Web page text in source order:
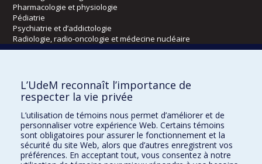
Pharmacologie et physiologie
Pédiatrie
Psychiatrie et d’addictologie
Radiologie, radio-oncologie et médecine nucléaire
Écoles
Kinésiologie et des sciences de l’activité physique
Orthophonie et audiologie
Réadaptation
Directions
DPC
L’UdeM reconnaît l’importance de
respecter la vie privée
L’utilisation de témoins nous permet d’améliorer et de
personnaliser votre expérience Web. Certains témoins
sont obligatoires pour assurer le fonctionnement et la
sécurité du site Web, alors que d’autres enregistrent vos
préférences. En acceptant tout, vous consentez à notre